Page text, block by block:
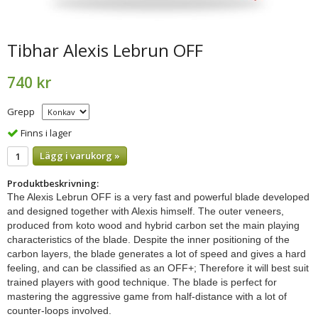
Tibhar Alexis Lebrun OFF
740 kr
Grepp
Finns i lager
Lägg i varukorg »
Produktbeskrivning:
The Alexis Lebrun OFF is a very fast and powerful blade developed
and designed together with Alexis himself. The outer veneers,
produced from koto wood and hybrid carbon set the main playing
characteristics of the blade. Despite the inner positioning of the
carbon layers, the blade generates a lot of speed and gives a hard
feeling, and can be classified as an OFF+; Therefore it will best suit
trained players with good technique. The blade is perfect for
mastering the aggressive game from half-distance with a lot of
counter-loops involved.